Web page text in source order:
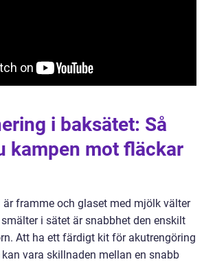
i baksätet: Så
kampen mot fläckar
är framme och glaset med mjölk välter
i sätet är snabbhet den enskilt
Att ha ett färdigt kit för akutrengöring
vara skillnaden mellan en snabb